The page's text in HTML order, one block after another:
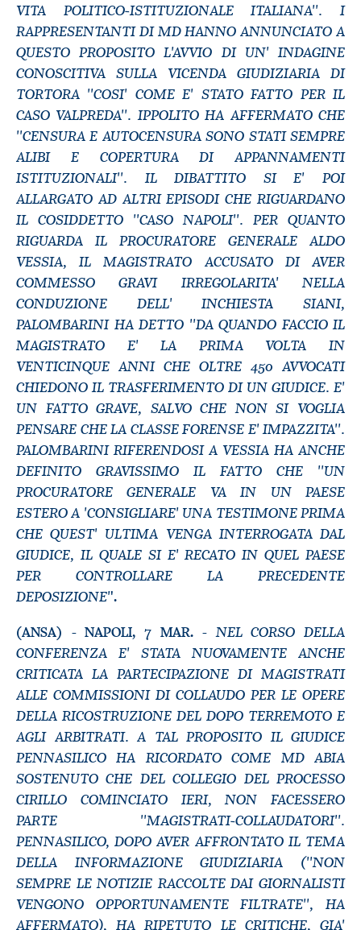
VITA POLITICO-ISTITUZIONALE ITALIANA''. I
RAPPRESENTANTI DI MD HANNO ANNUNCIATO A
QUESTO PROPOSITO L'AVVIO DI UN' INDAGINE
CONOSCITIVA SULLA VICENDA GIUDIZIARIA DI
TORTORA ''COSI' COME E' STATO FATTO PER IL
CASO VALPREDA''. IPPOLITO HA AFFERMATO CHE
''CENSURA E AUTOCENSURA SONO STATI SEMPRE
ALIBI E COPERTURA DI APPANNAMENTI
ISTITUZIONALI''. IL DIBATTITO SI E' POI
ALLARGATO AD ALTRI EPISODI CHE RIGUARDANO
IL COSIDDETTO ''CASO NAPOLI''. PER QUANTO
RIGUARDA IL PROCURATORE GENERALE ALDO
VESSIA, IL MAGISTRATO ACCUSATO DI AVER
COMMESSO GRAVI IRREGOLARITA' NELLA
CONDUZIONE DELL' INCHIESTA SIANI,
PALOMBARINI HA DETTO ''DA QUANDO FACCIO IL
MAGISTRATO E' LA PRIMA VOLTA IN
VENTICINQUE ANNI CHE OLTRE 450 AVVOCATI
CHIEDONO IL TRASFERIMENTO DI UN GIUDICE. E'
UN FATTO GRAVE, SALVO CHE NON SI VOGLIA
PENSARE CHE LA CLASSE FORENSE E' IMPAZZITA''.
PALOMBARINI RIFERENDOSI A VESSIA HA ANCHE
DEFINITO GRAVISSIMO IL FATTO CHE ''UN
PROCURATORE GENERALE VA IN UN PAESE
ESTERO A 'CONSIGLIARE' UNA TESTIMONE PRIMA
CHE QUEST' ULTIMA VENGA INTERROGATA DAL
GIUDICE, IL QUALE SI E' RECATO IN QUEL PAESE
PER CONTROLLARE LA PRECEDENTE
DEPOSIZIONE''.
(ANSA) - NAPOLI, 7 MAR. -NEL CORSO DELLA
CONFERENZA E' STATA NUOVAMENTE ANCHE
CRITICATA LA PARTECIPAZIONE DI MAGISTRATI
ALLE COMMISSIONI DI COLLAUDO PER LE OPERE
DELLA RICOSTRUZIONE DEL DOPO TERREMOTO E
AGLI ARBITRATI. A TAL PROPOSITO IL GIUDICE
PENNASILICO HA RICORDATO COME MD ABIA
SOSTENUTO CHE DEL COLLEGIO DEL PROCESSO
CIRILLO COMINCIATO IERI, NON FACESSERO
PARTE ''MAGISTRATI-COLLAUDATORI''.
PENNASILICO, DOPO AVER AFFRONTATO IL TEMA
DELLA INFORMAZIONE GIUDIZIARIA (''NON
SEMPRE LE NOTIZIE RACCOLTE DAI GIORNALISTI
VENGONO OPPORTUNAMENTE FILTRATE'', HA
AFFERMATO), HA RIPETUTO LE CRITICHE, GIA'